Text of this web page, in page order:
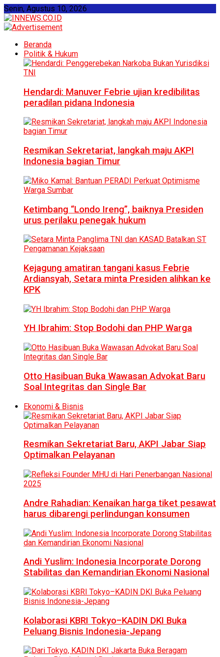
Senin, Agustus 10, 2026
Beranda
Politik & Hukum
Hendardi: Manuver Febrie ujian kredibilitas
peradilan pidana Indonesia
Resmikan Sekretariat, langkah maju AKPI
Indonesia bagian Timur
Ketimbang “Londo Ireng”, baiknya Presiden
urus perilaku penegak hukum
Kejagung amatiran tangani kasus Febrie
Ardiansyah, Setara minta Presiden alihkan ke
KPK
YH Ibrahim: Stop Bodohi dan PHP Warga
Otto Hasibuan Buka Wawasan Advokat Baru
Soal Integritas dan Single Bar
Ekonomi & Bisnis
Resmikan Sekretariat Baru, AKPI Jabar Siap
Optimalkan Pelayanan
Andre Rahadian: Kenaikan harga tiket pesawat
harus dibarengi perlindungan konsumen
Andi Yuslim: Indonesia Incorporate Dorong
Stabilitas dan Kemandirian Ekonomi Nasional
Kolaborasi KBRI Tokyo–KADIN DKI Buka
Peluang Bisnis Indonesia-Jepang